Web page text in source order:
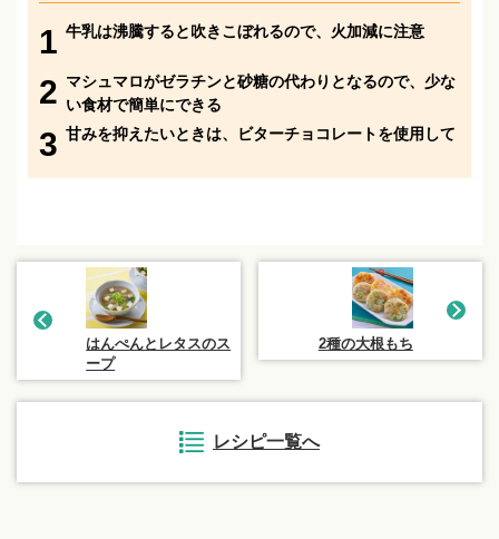
1 牛乳は沸騰すると吹きこぼれるので、火加減に注意
2 マシュマロがゼラチンと砂糖の代わりとなるので、少な
い食材で簡単にできる
3 甘みを抑えたいときは、ビターチョコレートを使用して
はんぺんとレタスのス
ープ
2種の大根もち
レシピ一覧へ